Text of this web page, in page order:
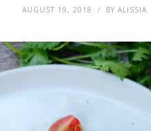
AUGUST 19, 2018 BY ALISSIA